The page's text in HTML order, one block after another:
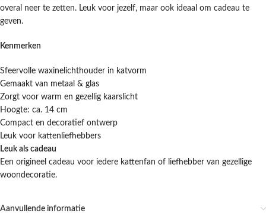
overal neer te zetten. Leuk voor jezelf, maar ook ideaal om cadeau te
geven.
Kenmerken
Sfeervolle waxinelichthouder in katvorm
Gemaakt van metaal & glas
Zorgt voor warm en gezellig kaarslicht
Hoogte: ca. 14 cm
Compact en decoratief ontwerp
Leuk voor kattenliefhebbers
Leuk als cadeau
Een origineel cadeau voor iedere kattenfan of liefhebber van gezellige
woondecoratie.
Aanvullende informatie